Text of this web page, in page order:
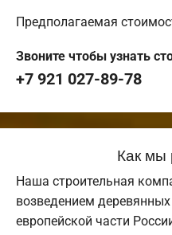
Предполагаемая
Звоните чтобы узнать
+7 921 027-89-78
Как мы
Наша строительная
возведением
европейской части